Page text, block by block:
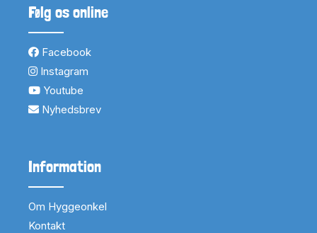
Følg os online
Facebook
Instagram
Youtube
Nyhedsbrev
Information
Om Hyggeonkel
Kontakt